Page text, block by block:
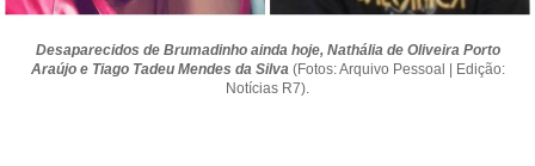
Desaparecidos de Brumadinho ainda hoje, Nathália de Oliveira Porto
Araújo e Tiago Tadeu Mendes da Silva(Fotos: Arquivo Pessoal | Edição:
Notícias R7).